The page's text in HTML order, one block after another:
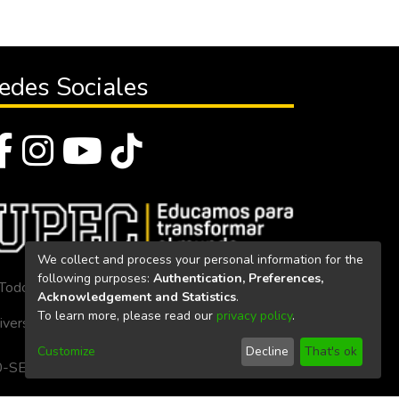
Sociales
los derechos reservados 2023
Politécnica Estatal del Carchi
SE-33-CACES-2020
We collect and process your personal information for the
following purposes: Authentication, Preferences,
Acknowledgement and Statistics.
To learn more, please read our privacy policy.
Customize Decline That's ok